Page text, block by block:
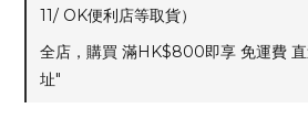
11/ OK便利店等取貨）
全店，購買 滿HK$800即享 免運費
址"